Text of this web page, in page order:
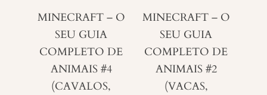
MINECRAFT – O
SEU GUIA
COMPLETO DE
ANIMAIS #4
(CAVALOS,
MINECRAFT – O
SEU GUIA
COMPLETO DE
ANIMAIS #2
(VACAS,